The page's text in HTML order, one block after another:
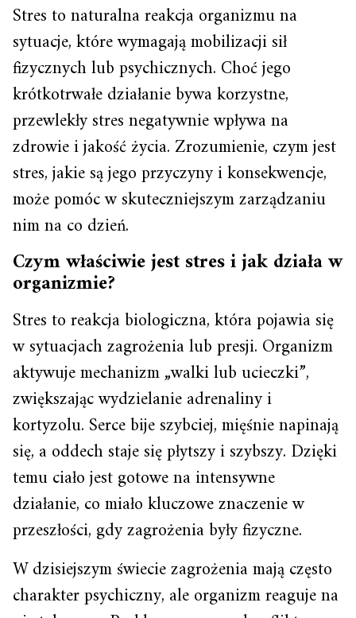
Stres to naturalna reakcja organizmu na
sytuacje, które wymagają mobilizacji sił
fizycznych lub psychicznych. Choć jego
krótkotrwałe działanie bywa korzystne,
przewlekły stres negatywnie wpływa na
zdrowie i jakość życia. Zrozumienie, czym jest
stres, jakie są jego przyczyny i konsekwencje,
może pomóc w skuteczniejszym zarządzaniu
nim na co dzień.
Czym właściwie jest stres i jak działa w
organizmie?
Stres to reakcja biologiczna, która pojawia się
w sytuacjach zagrożenia lub presji. Organizm
aktywuje mechanizm „walki lub ucieczki”,
zwiększając wydzielanie adrenaliny i
kortyzolu. Serce bije szybciej, mięśnie napinają
się, a oddech staje się płytszy i szybszy. Dzięki
temu ciało jest gotowe na intensywne
działanie, co miało kluczowe znaczenie w
przeszłości, gdy zagrożenia były fizyczne.
W dzisiejszym świecie zagrożenia mają często
charakter psychiczny, ale organizm reaguje na